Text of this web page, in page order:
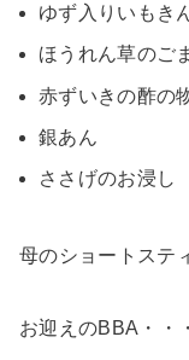
ゆず入りいもき
ほうれん草のご
赤ずいきの酢の
銀あん
ささげのお浸し
母のショートステ
お迎えのBBA・・